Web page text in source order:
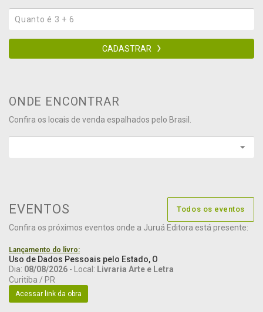
CADASTRAR
ONDE ENCONTRAR
Confira os locais de venda espalhados pelo Brasil.
EVENTOS Todos os eventos
Confira os próximos eventos onde a Juruá Editora está presente:
Lançamento do livro:
Uso de Dados Pessoais pelo Estado, O
Dia: 08/08/2026 - Local: Livraria Arte e Letra
Curitiba / PR
Acessar link da obra